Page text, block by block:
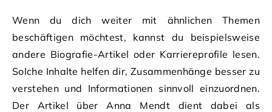
Wenn du dich weiter mit ähnlichen Themen
beschäftigen möchtest, kannst du beispielsweise
andere Biografie-Artikel oder Karriereprofile lesen.
Solche Inhalte helfen dir, Zusammenhänge besser zu
verstehen und Informationen sinnvoll einzuordnen.
Der Artikel über Anna Mendt dient dabei als